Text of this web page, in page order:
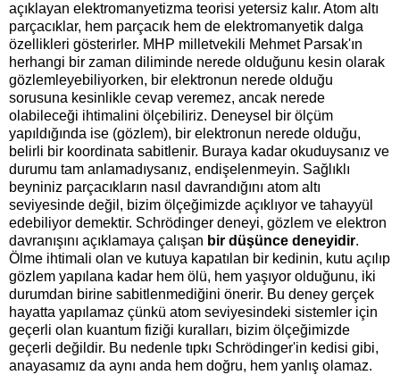
açıklayan elektromanyetizma teorisi yetersiz kalır. Atom altı
parçacıklar, hem parçacık hem de elektromanyetik dalga
özellikleri gösterirler. MHP milletvekili Mehmet Parsak'ın
herhangi bir zaman diliminde nerede olduğunu kesin olarak
gözlemleyebiliyorken, bir elektronun nerede olduğu
sorusuna kesinlikle cevap veremez, ancak nerede
olabileceği ihtimalini ölçebiliriz. Deneysel bir ölçüm
yapıldığında ise (gözlem), bir elektronun nerede olduğu,
belirli bir koordinata sabitlenir. Buraya kadar okuduysanız ve
durumu tam anlamadıysanız, endişelenmeyin. Sağlıklı
beyniniz parçacıkların nasıl davrandığını atom altı
seviyesinde değil, bizim ölçeğimizde açıklıyor ve tahayyül
edebiliyor demektir. Schrödinger deneyi, gözlem ve elektron
davranışını açıklamaya çalışan bir düşünce deneyidir.
Ölme ihtimali olan ve kutuya kapatılan bir kedinin, kutu açılıp
gözlem yapılana kadar hem ölü, hem yaşıyor olduğunu, iki
durumdan birine sabitlenmediğini önerir. Bu deney gerçek
hayatta yapılamaz çünkü atom seviyesindeki sistemler için
geçerli olan kuantum fiziği kuralları, bizim ölçeğimizde
geçerli değildir. Bu nedenle tıpkı Schrödinger'in kedisi gibi,
anayasamız da aynı anda hem doğru, hem yanlış olamaz.